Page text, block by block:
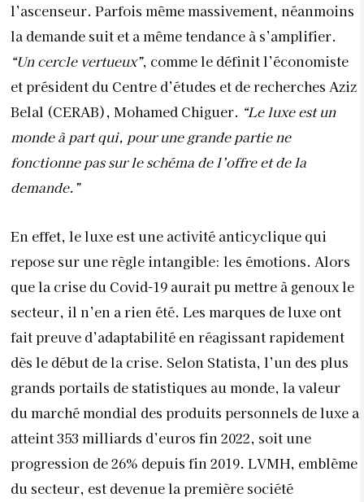
l’ascenseur. Parfois même massivement, néanmoins
la demande suit et a même tendance à s’amplifier.
“Un cercle vertueux”, comme le définit l’économiste
et président du Centre d’études et de recherches Aziz
Belal (CERAB), Mohamed Chiguer. “Le luxe est un
monde à part qui, pour une grande partie ne
fonctionne pas sur le schéma de l’offre et de la
demande.”
En effet, le luxe est une activité anticyclique qui
repose sur une règle intangible: les émotions. Alors
que la crise du Covid-19 aurait pu mettre à genoux le
secteur, il n’en a rien été. Les marques de luxe ont
fait preuve d’adaptabilité en réagissant rapidement
dès le début de la crise. Selon Statista, l’un des plus
grands portails de statistiques au monde, la valeur
du marché mondial des produits personnels de luxe a
atteint 353 milliards d’euros fin 2022, soit une
progression de 26% depuis fin 2019. LVMH, emblème
du secteur, est devenue la première société